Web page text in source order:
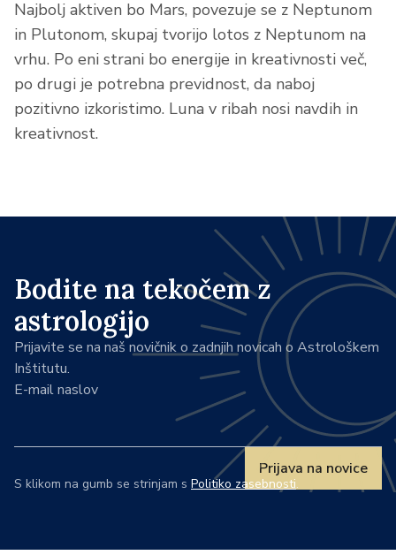
Najbolj aktiven bo Mars, povezuje se z Neptunom
in Plutonom, skupaj tvorijo lotos z Neptunom na
vrhu. Po eni strani bo energije in kreativnosti več,
po drugi je potrebna previdnost, da naboj
pozitivno izkoristimo. Luna v ribah nosi navdih in
kreativnost.
Bodite na tekočem z
astrologijo
Prijavite se na naš novičnik o zadnjih novicah o Astrološkem
Inštitutu.
E-mail naslov
Prijava na novice
S klikom na gumb se strinjam s Politiko zasebnosti.